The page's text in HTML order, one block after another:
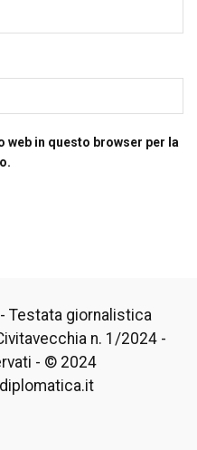
web in questo browser per la
Testata giornalistica
n. 1/2024 -
- © 2024